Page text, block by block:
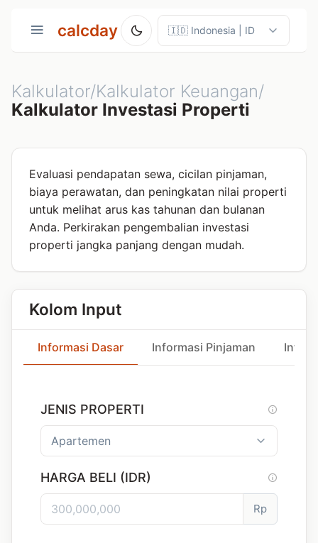
calcday
Kalkulator/Kalkulator Keuangan/
Kalkulator Investasi Properti
Evaluasi pendapatan sewa, cicilan pinjaman,
biaya perawatan, dan peningkatan nilai properti
untuk melihat arus kas tahunan dan bulanan
Anda. Perkirakan pengembalian investasi
properti jangka panjang dengan mudah.
Kolom Input
Informasi Dasar Informasi Pinjaman
JENIS PROPERTI
HARGA BELI (IDR)
Rp